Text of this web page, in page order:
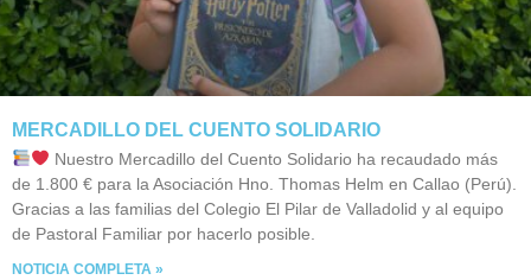
MERCADILLO DEL CUENTO SOLIDARIO
Nuestro Mercadillo del Cuento Solidario ha recaudado más
de 1.800 € para la Asociación Hno. Thomas Helm en Callao (Perú).
Gracias a las familias del Colegio El Pilar de Valladolid y al equipo
de Pastoral Familiar por hacerlo posible.
NOTICIA COMPLETA »